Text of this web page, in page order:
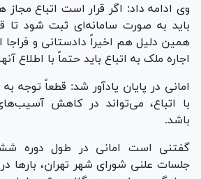
وی ادامه داد: اگر قرار است اتباع مجاز
باید به صورت سامانه‌ای ثبت شود تا
همین دلیل هم اخیراً دادستانی و فراجا
اجاره ملک به اتباع باید حتماً با اطلاع
امانی در پایان یادآور شد: قطعاً توجه
با اتباع، می‌تواند در کاهش
باشد.
گفتنی است امانی در طول دوره
جلسات علنی شورای شهر تهران، بار‌ها